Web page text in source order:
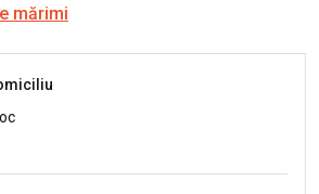
mărimi